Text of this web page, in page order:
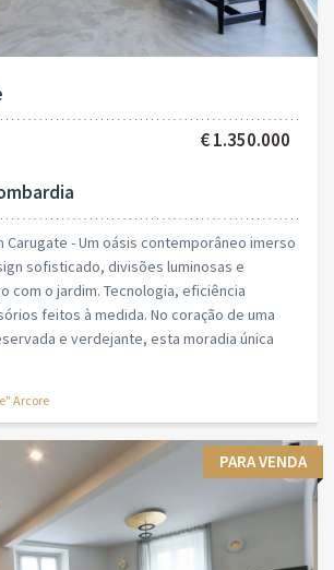
€ 1.350.000
Carugate - Um oásis contemporâneo imerso
sofisticado, divisões luminosas e
com o jardim. Tecnologia, eficiência
feitos à medida. No coração de uma
e verdejante, esta moradia única
Arcore
PARA VENDA